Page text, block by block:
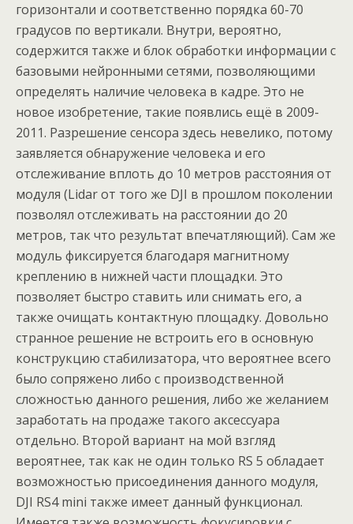
горизонтали и соответственно порядка 60-70
градусов по вертикали. Внутри, вероятно,
содержится также и блок обработки информации с
базовыми нейронными сетями, позволяющими
определять наличие человека в кадре. Это не
новое изобретение, такие появлись ещё в 2009-
2011. Разрешение сенсора здесь невелико, потому
заявляется обнаружение человека и его
отслеживание вплоть до 10 метров расстояния от
модуля (Lidar от того же DJI в прошлом поколении
позволял отслеживать на расстоянии до 20
метров, так что результат впечатляющий). Сам же
модуль фиксируется благодаря магнитному
креплению в нижней части площадки. Это
позволяет быстро ставить или снимать его, а
также очищать контактную площадку. Довольно
странное решение не встроить его в основную
конструкцию стабилизатора, что вероятнее всего
было сопряжено либо с производственной
сложностью данного решения, либо же желанием
заработать на продаже такого аксессуара
отдельно. Второй вариант на мой взгляд
вероятнее, так как не один только RS 5 обладает
возможностью присоединения данного модуля,
DJI RS4 mini также имеет данный функционал.